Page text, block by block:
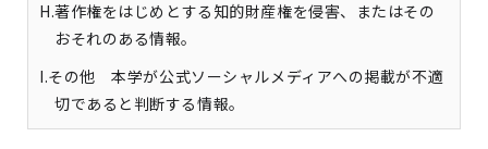
H.著作権をはじめとする知的財産権を侵害、またはその
おそれのある情報。
I.その他 本学が公式ソーシャルメディアへの掲載が不適
切であると判断する情報。